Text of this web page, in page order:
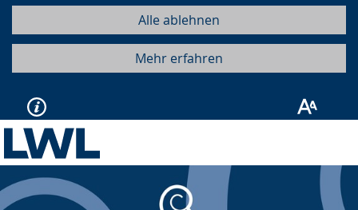
Alle ablehnen
Mehr erfahren